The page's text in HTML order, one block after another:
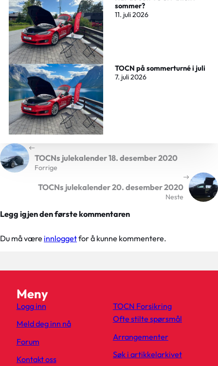
sommer?
11. juli 2026
TOCN på sommerturné i juli
7. juli 2026
Forrige
TOCNs julekalender 18. desember 2020
Neste
TOCNs julekalender 20. desember 2020
Legg igjen den første kommentaren
Du må være innloggetfor å kunne kommentere.
Meny
Logg inn
Meld deg inn nå
Forum
Kontakt oss
TOCN Forsikring
Ofte stilte spørsmål
Arrangementer
Søk i artikkelarkivet